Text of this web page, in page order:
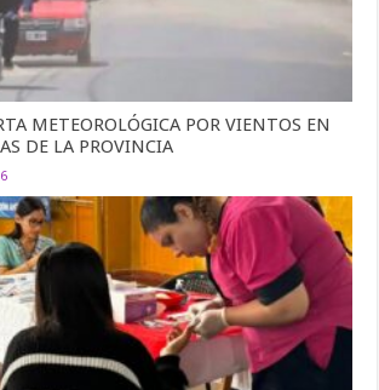
METEOROLÓGICA POR VIENTOS EN
DE LA PROVINCIA